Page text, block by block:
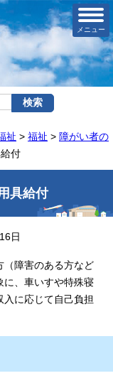
メニュー
祉 > 福祉 > 障がい者の
付
具給付
日
（障害のある方など
に、車いすや特殊寝
に応じて自己負担